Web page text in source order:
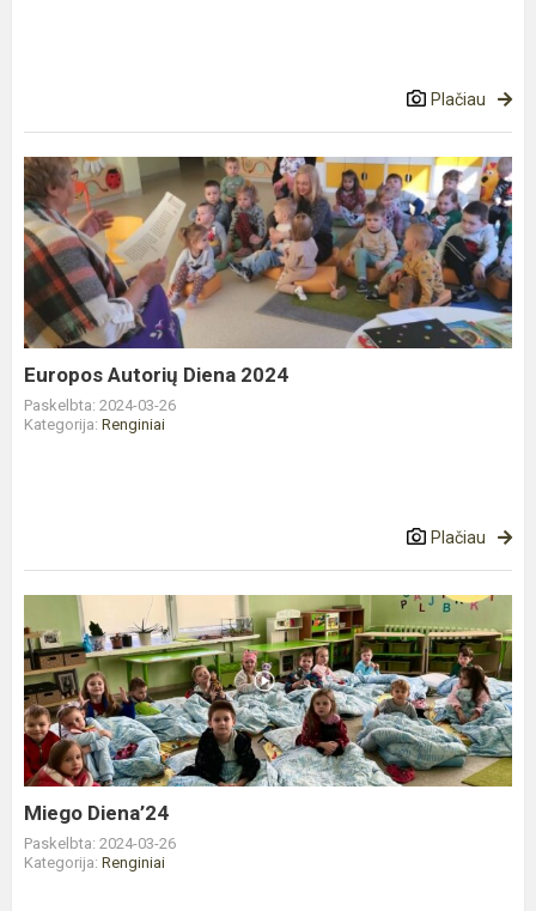
Plačiau
Europos
Autorių
Diena
2024
Europos Autorių Diena 2024
Paskelbta: 2024-03-26
Kategorija: Renginiai
Plačiau
Diena’24
Miego Diena’24
Paskelbta: 2024-03-26
Kategorija: Renginiai